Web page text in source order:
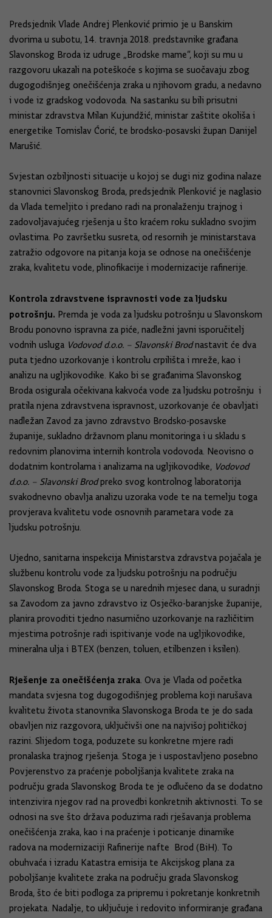
Predsjednik Vlade Andrej Plenković primio je u Banskim
dvorima u subotu, 14. travnja 2018. predstavnike građana
Slavonskog Broda iz udruge „Brodske mame“, koji su mu u
razgovoru ukazali na poteškoće s kojima se suočavaju zbog
dugogodišnjeg onečišćenja zraka u njihovom gradu, a nedavno
i vode iz gradskog vodovoda. Na sastanku su bili prisutni
ministar zdravstva Milan Kujundžić, ministar zaštite okoliša i
energetike Tomislav Ćorić, te brodsko-posavski župan Danijel
Marušić.
Svjestan ozbiljnosti situacije u kojoj se dugi niz godina nalaze
stanovnici Slavonskog Broda, predsjednik Plenković je naglasio
da Vlada temeljito i predano radi na pronalaženju trajnog i
zadovoljavajućeg rješenja u što kraćem roku sukladno svojim
ovlastima. Po završetku susreta, od resornih je ministarstava
zatražio odgovore na pitanja koja se odnose na onečišćenje
zraka, kvalitetu vode, plinofikacije i modernizacije rafinerije.
Kontrola zdravstvene ispravnosti vode za ljudsku
potrošnju. Premda je voda za ljudsku potrošnju u Slavonskom
Brodu ponovno ispravna za piće, nadležni javni isporučitelj
vodnih usluga Vodovod d.o.o. – Slavonski Brodnastavit će dva
puta tjedno uzorkovanje i kontrolu crpilišta i mreže, kao i
analizu na ugljikovodike. Kako bi se građanima Slavonskog
Broda osigurala očekivana kakvoća vode za ljudsku potrošnju i
pratila njena zdravstvena ispravnost, uzorkovanje će obavljati
nadležan Zavod za javno zdravstvo Brodsko-posavske
županije, sukladno državnom planu monitoringa i u skladu s
redovnim planovima internih kontrola vodovoda. Neovisno o
dodatnim kontrolama i analizama na ugljikovodike, Vodovod
d.o.o. – Slavonski Brodpreko svog kontrolnog laboratorija
svakodnevno obavlja analizu uzoraka vode te na temelju toga
provjerava kvalitetu vode osnovnih parametara vode za
ljudsku potrošnju.
Ujedno, sanitarna inspekcija Ministarstva zdravstva pojačala je
službenu kontrolu vode za ljudsku potrošnju na području
Slavonskog Broda. Stoga se u narednih mjesec dana, u suradnji
sa Zavodom za javno zdravstvo iz Osječko-baranjske županije,
planira provoditi tjedno nasumično uzorkovanje na različitim
mjestima potrošnje radi ispitivanje vode na ugljikovodike,
mineralna ulja i BTEX (benzen, toluen, etilbenzen i ksilen).
Rješenje za onečišćenja zraka. Ova je Vlada od početka
mandata svjesna tog dugogodišnjeg problema koji narušava
kvalitetu života stanovnika Slavonskoga Broda te je do sada
obavljen niz razgovora, uključivši one na najvišoj političkoj
razini. Slijedom toga, poduzete su konkretne mjere radi
pronalaska trajnog rješenja. Stoga je i uspostavljeno posebno
Povjerenstvo za praćenje poboljšanja kvalitete zraka na
području grada Slavonskog Broda te je odlučeno da se dodatno
intenzivira njegov rad na provedbi konkretnih aktivnosti. To se
odnosi na sve što država poduzima radi rješavanja problema
onečišćenja zraka, kao i na praćenje i poticanje dinamike
radova na modernizaciji Rafinerije nafte Brod (BiH). To
obuhvaća i izradu Katastra emisija te Akcijskog plana za
poboljšanje kvalitete zraka na području grada Slavonskog
Broda, što će biti podloga za pripremu i pokretanje konkretnih
projekata. Nadalje, to uključuje i redovito informiranje građana